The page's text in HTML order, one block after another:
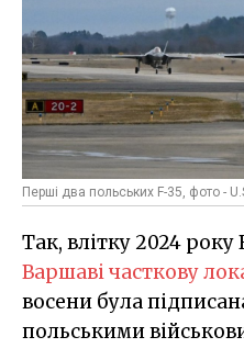
Перші два польських F-35, фото -
Так, влітку 2024 року
Варшаві часткову
восени була
польськими